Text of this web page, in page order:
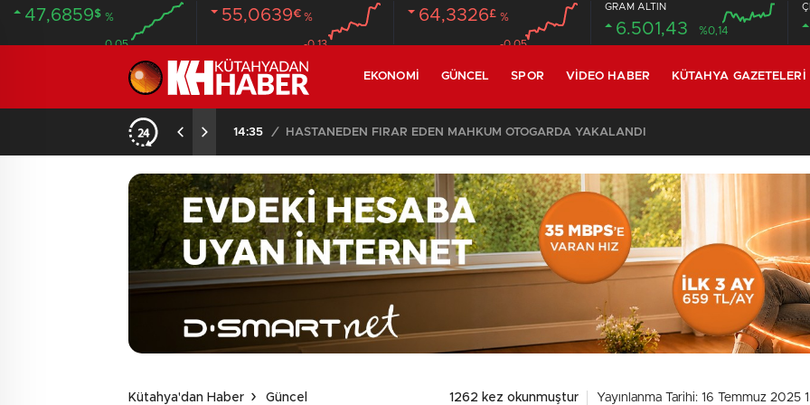
47,6859$ %
0.05
55,0639€ %
-0.13
64,3326£ %
-0.05
GRAM ALTIN
6.501,43 %0,14
EKONOMI GÜNCEL SPOR VIDEO HABER KÜTAHYA GAZETELERI
20:58 /
Kütahya'dan Haber Güncel 1262 kez okunmuştur Yayınlanma Tarihi: 16 Temmuz 2025